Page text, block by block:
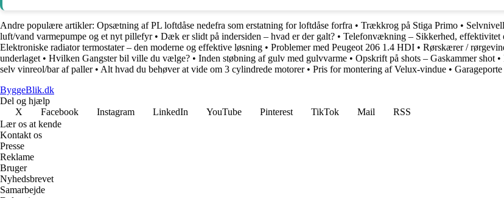
Andre populære artikler: Opsætning af PL loftdåse nedefra som erstatning for loftdåse forfra • Trækkrog på Stiga Primo •
luft/vand varmepumpe og et nyt pillefyr• Dæk er slidt på indersiden – hvad er der galt? • Telefonvækning – Sikkerhed, effektivitet
Elektroniske radiator termostater – den moderne og effektive løsning • Problemer med Peugeot 206 1.4 HDI • Rørskærer /
underlaget • Hvilken Gangster bil ville du vælge? • Inden støbning af gulv med gulvvarme • Opskrift på shots – Gaskammer shot •
selv vinreol/bar af paller• Alt hvad du behøver at vide om 3 cylindrede motorer• Pris for montering af Velux-vindue •
ByggeBlik.dk
Del og hjælp
X
Facebook Instagram LinkedIn YouTube Pinterest TikTok Mail
RSS
Lær os at kende
Kontakt os
Presse
Reklame
Bruger
Nyhedsbrevet
Samarbejde